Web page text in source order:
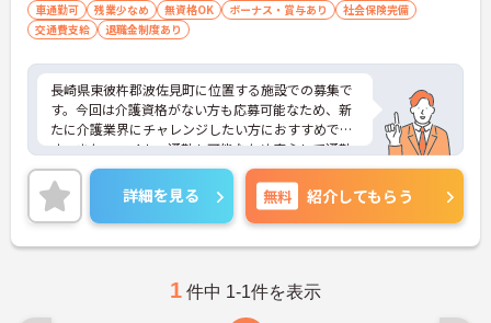
車通勤可 残業少なめ 無資格OK ボーナス・賞与あり
社会保険完備
交通費支給
退職金制度あり
長崎県東彼杵郡波佐見町に位置する施設での募集で
す。今回は介護資格がない方も応募可能なため、新
たに介護業界にチャレンジしたい方におすすめで
す。また、マイカー通勤も可能なため安心して通勤
ができます。ご興味のある方はご面接のポイントを
お伝えしますので、お気軽にお問い合わせくださ
い。
詳細を見る 無料 紹介してもらう
1 件中 1-1件を表示